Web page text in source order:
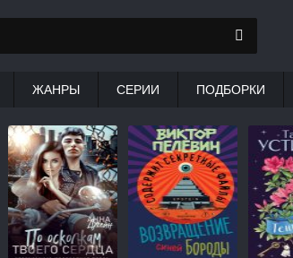
ЖАНРЫ СЕРИИ ПОДБОРКИ